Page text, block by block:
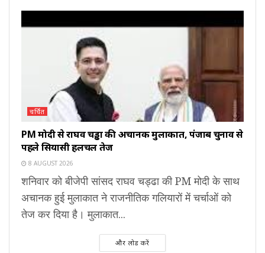
चर्चित
PM मोदी से राघव चड्ढा की अचानक मुलाकात, पंजाब चुनाव से
पहले सियासी हलचल तेज
8 AUGUST 2026
शनिवार को बीजेपी सांसद राघव चड्ढा की PM मोदी के साथ
अचानक हुई मुलाकात ने राजनीतिक गलियारों में चर्चाओं को
तेज कर दिया है। मुलाकात...
और लोड करें